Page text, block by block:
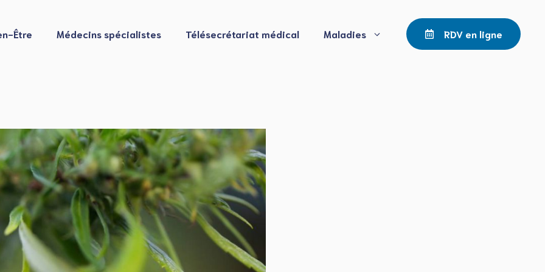
Être Médecins spécialistes Télésecrétariat médical Maladies RDV en ligne